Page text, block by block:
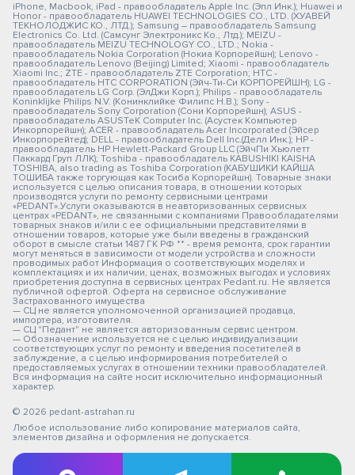
iPhone, Macbook, iPad - правообладатель Apple Inc. (Эпл Инк.); Huawei и
Honor - правообладатель HUAWEI TECHNOLOGIES CO., LTD. (ХУАВЕЙ
ТЕКНОЛОДЖИС КО., ЛТД.); Samsung – правообладатель Samsung
Electronics Co. Ltd. (Самсунг Электроникс Ко., Лтд.); MEIZU -
правообладатель MEIZU TECHNOLOGY CO., LTD.; Nokia -
правообладатель Nokia Corporation (Нокиа Корпорейшн); Lenovo -
правообладатель Lenovo (Beijing) Limited; Xiaomi - правообладатель
Xiaomi Inc.; ZTE - правообладатель ZTE Corporation; HTC -
правообладатель HTC CORPORATION (Эйч-Ти-Си КОРПОРЕЙШН); LG -
правообладатель LG Corp. (ЭлДжи Корп.); Philips - правообладатель
Koninklijke Philips N.V. (Конинклийке Филипс Н.В.); Sony -
правообладатель Sony Corporation (Сони Корпорейшн); ASUS -
правообладатель ASUSTeK Computer Inc. (Асустек Компьютер
Инкорпорейшн); ACER - правообладатель Acer Incorporated (Эйсер
Инкорпорейтед); DELL - правообладатель Dell Inc.(Делл Инк.); HP -
правообладатель HP Hewlett-Packard Group LLC (ЭйчПи Хьюлетт
Паккард Груп ЛЛК); Toshiba - правообладатель KABUSHIKI KAISHA
TOSHIBA, also trading as Toshiba Corporation (КАБУШИКИ КАЙША
ТОШИБА также торгующая как Тосиба Корпорейшн). Товарные знаки
используется с целью описания товара, в отношении которых
производятся услуги по ремонту сервисными центрами
«PEDANT».Услуги оказываются в неавторизованных сервисных
центрах «PEDANT», не связанными с компаниями Правообладателями
товарных знаков и/или с ее официальными представителями в
отношении товаров, которые уже были введены в гражданский
оборот в смысле статьи 1487 ГК РФ ** - время ремонта, срок гарантии
могут меняться в зависимости от модели устройства и сложности
проводимых работ Информация о соответствующих моделях и
комплектациях и их наличии, ценах, возможных выгодах и условиях
приобретения доступна в сервисных центрах Pedant.ru. Не является
публичной офертой. Оферта на сервисное обслуживание
Застрахованного имущества
— СЦ не является уполномоченной организацией продавца,
импортера, изготовителя.
— СЦ "Педант" не является авторизованным сервис центром.
— Обозначение используется не с целью индивидуализации
соответствующих услуг по ремонту и введения посетителей в
заблуждение, а с целью информирования потребителей о
предоставляемых услугах в отношении техники правообладателей.
Вся информация на сайте носит исключительно информационный
характер.
© 2026 pedant-astrahan.ru
Любое использование либо копирование материалов сайта,
элементов дизайна и оформления не допускается.